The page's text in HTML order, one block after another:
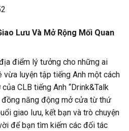
Lưu Và Mở Rộng Mối Quan
điểm lý tưởng cho những ai
vừa luyện tập tiếng Anh một cách
CLB tiếng Anh “Drink&Talk
đồng năng động mở cửa từ thứ
giao lưu, kết bạn và trò chuyện
để bạn tìm kiếm các đối tác